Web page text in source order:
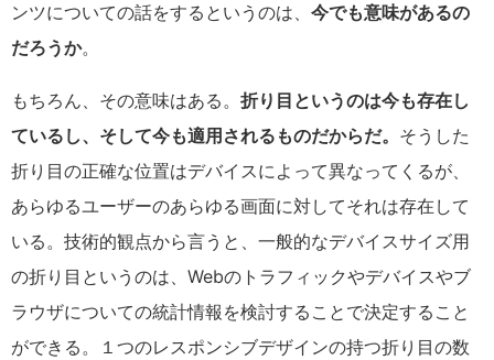
ンツについての話をするというのは、 今でも意味があるの
だろうか。
もちろん、その意味はある。 折り目というのは今も存在し
ているし、そして今も適用されるものだからだ。 そうした
折り目の正確な位置はデバイスによって異なってくるが、
あらゆるユーザーのあらゆる画面に対してそれは存在して
いる。技術的観点から言うと、一般的なデバイスサイズ用
の折り目というのは、Webのトラフィックやデバイスやブ
ラウザについての統計情報を検討することで決定すること
ができる。１つのレスポンシブデザインの持つ折り目の数